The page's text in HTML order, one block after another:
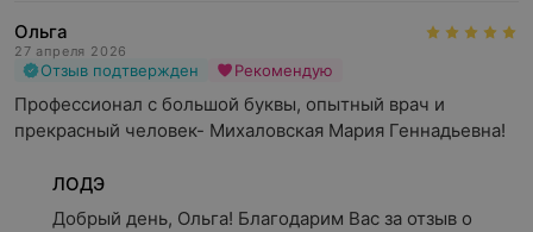
Ольга
27 апреля 2026
Отзыв подтвержден Рекомендую
Профессионал с большой буквы, опытный врач и
прекрасный человек- Михаловская Мария Геннадьевна!
ЛОДЭ
Добрый день, Ольга! Благодарим Вас за отзыв о